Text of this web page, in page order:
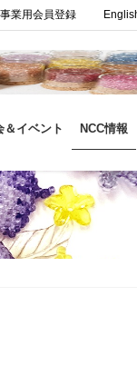
事業用会員登録
＆イベント NCC情報